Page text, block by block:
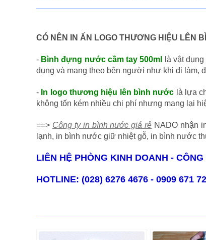
CÓ NÊN IN ẤN LOGO THƯƠNG HIỆU LÊN
- Bình đựng nước cầm tay 500ml
là vật
dụng và mang theo bên người như khi đi làm,
- In logo thương hiệu lên bình nước là lựa
không tốn kém nhiều chi phí nhưng mang lại
==> Công ty in bình nước giá rẻ NADO nhận
lạnh, in bình nước giữ nhiệt gỗ, in bình nước
LIÊN HỆ PHÒNG KINH DOANH -
HOTLINE: (028) 6276 4676 - 0909 671